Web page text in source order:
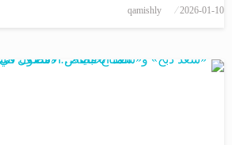
2026-01-10
qamishly